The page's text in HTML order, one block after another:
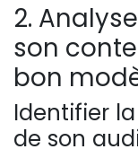
2.
son
bon
Identifier
de son